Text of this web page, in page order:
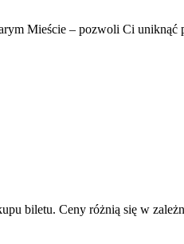
Mieście – pozwoli Ci uniknąć
biletu. Ceny różnią się w